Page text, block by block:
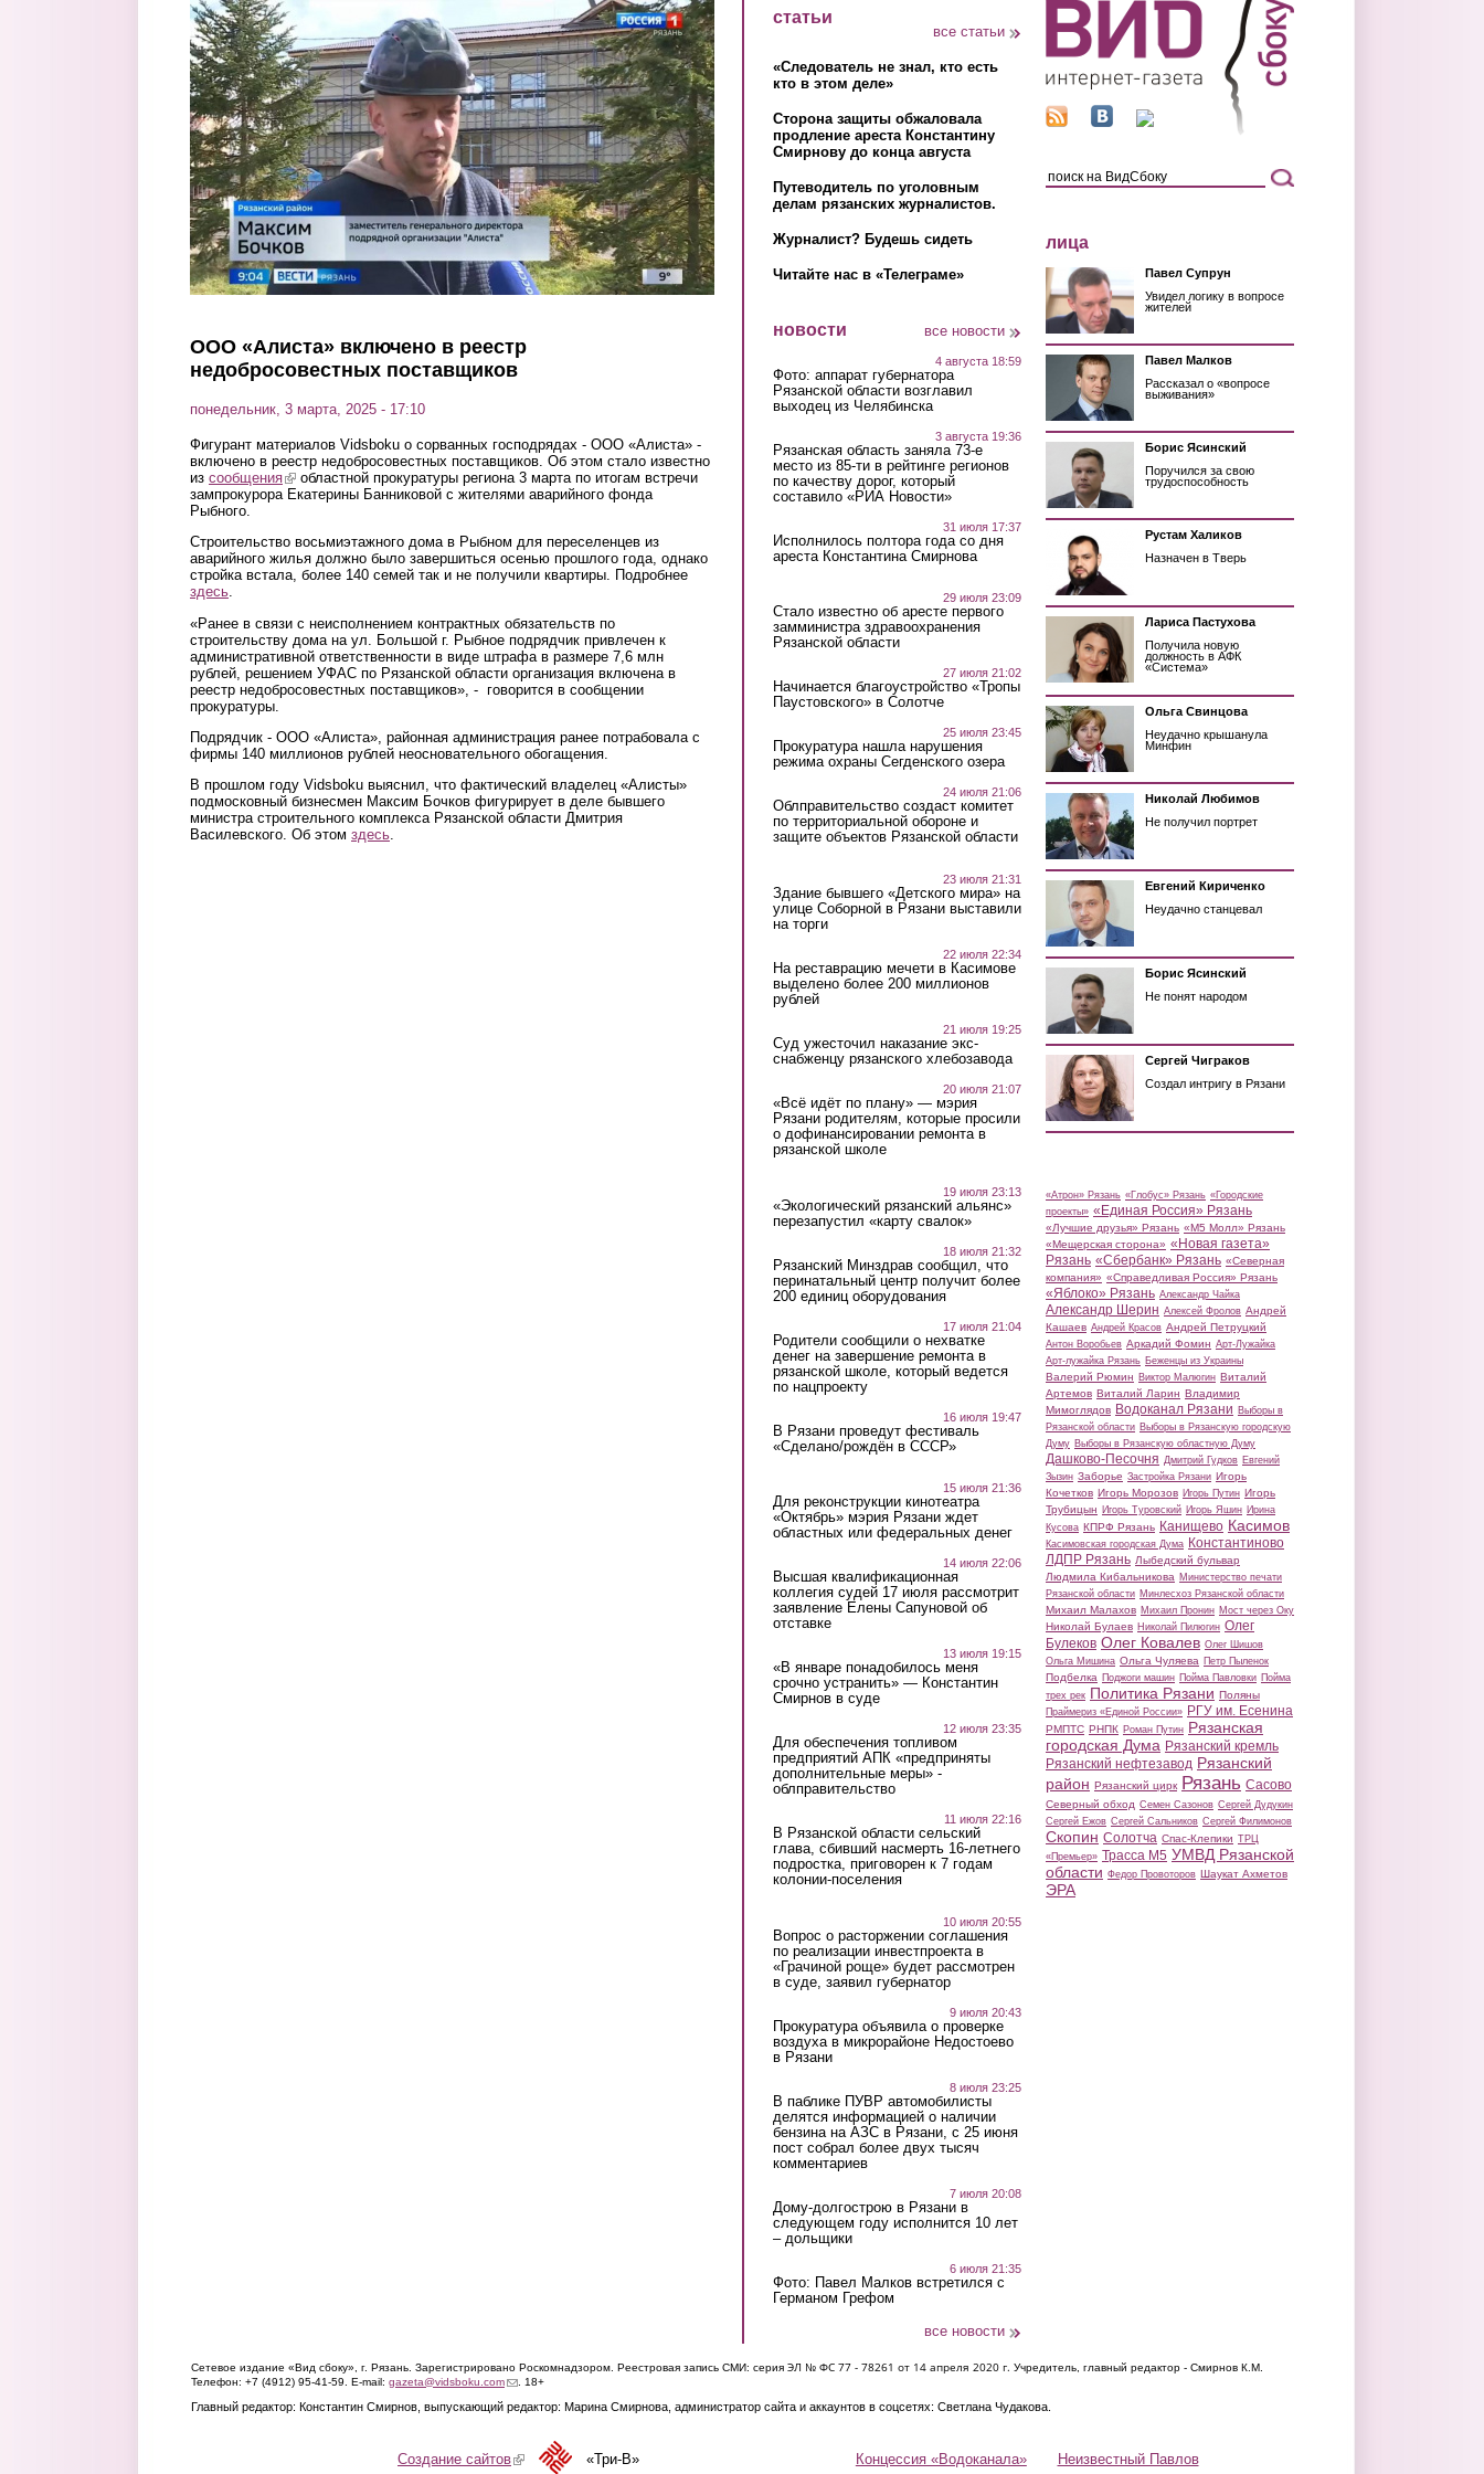
Перейти к основному содержанию
ООО «Алиста» включено в реестр
недобросовестных поставщиков
понедельник, 3 марта, 2025 - 17:10
Фигурант материалов Vidsboku о сорванных господрядах - ООО «Алиста» -
включено в реестр недобросовестных поставщиков. Об этом стало известно
из сообщения(link is external)
областной прокуратуры региона 3 марта по итогам встречи
зампрокурора Екатерины Банниковой с жителями аварийного фонда
Рыбного.
Строительство восьмиэтажного дома в Рыбном для переселенцев из
аварийного жилья должно было завершиться осенью прошлого года, однако
стройка встала, более 140 семей так и не получили квартиры. Подробнее
здесь.
«Ранее в связи с неисполнением контрактных обязательств по
строительству дома на ул. Большой г. Рыбное подрядчик привлечен к
административной ответственности в виде штрафа в размере 7,6 млн
рублей, решением УФАС по Рязанской области организация включена в
реестр недобросовестных поставщиков», - говорится в сообщении
прокуратуры.
Подрядчик - ООО «Алиста», районная администрация ранее потрабовала с
фирмы 140 миллионов рублей неосновательного обогащения.
В прошлом году Vidsboku выяснил, что фактический владелец «Алисты»
подмосковный бизнесмен Максим Бочков фигурирует в деле бывшего
министра строительного комплекса Рязанской области Дмитрия
Василевского. Об этом здесь.
статьи
все статьи
«Следователь не знал, кто есть
кто в этом деле»
Сторона защиты обжаловала
продление ареста Константину
Смирнову до конца августа
Путеводитель по уголовным
делам рязанских журналистов.
Журналист? Будешь сидеть
Читайте нас в «Телеграме»
новости все новости
4 августа 18:59
Фото: аппарат губернатора
Рязанской области возглавил
выходец из Челябинска
3 августа 19:36
Рязанская область заняла 73-е
место из 85-ти в рейтинге регионов
по качеству дорог, который
составило «РИА Новости»
31 июля 17:37
Исполнилось полтора года со дня
ареста Константина Смирнова
29 июля 23:09
Стало известно об аресте первого
замминистра здравоохранения
Рязанской области
27 июля 21:02
Начинается благоустройство «Тропы
Паустовского» в Солотче
25 июля 23:45
Прокуратура нашла нарушения
режима охраны Сегденского озера
24 июля 21:06
Облправительство создаст комитет
по территориальной обороне и
защите объектов Рязанской области
23 июля 21:31
Здание бывшего «Детского мира» на
улице Соборной в Рязани выставили
на торги
22 июля 22:34
На реставрацию мечети в Касимове
выделено более 200 миллионов
рублей
21 июля 19:25
Суд ужесточил наказание экс-
снабженцу рязанского хлебозавода
20 июля 21:07
«Всё идёт по плану» — мэрия
Рязани родителям, которые просили
о дофинансировании ремонта в
рязанской школе
19 июля 23:13
«Экологический рязанский альянс»
перезапустил «карту свалок»
18 июля 21:32
Рязанский Минздрав сообщил, что
перинатальный центр получит более
200 единиц оборудования
17 июля 21:04
Родители сообщили о нехватке
денег на завершение ремонта в
рязанской школе, который ведется
по нацпроекту
16 июля 19:47
В Рязани проведут фестиваль
«Сделано/рождён в СССР»
15 июля 21:36
Для реконструкции кинотеатра
«Октябрь» мэрия Рязани ждет
областных или федеральных денег
14 июля 22:06
Высшая квалификационная
коллегия судей 17 июля рассмотрит
заявление Елены Сапуновой об
отставке
13 июля 19:15
«В январе понадобилось меня
срочно устранить» — Константин
Смирнов в суде
12 июля 23:35
Для обеспечения топливом
предприятий АПК «предприняты
дополнительные меры» -
облправительство
11 июля 22:16
В Рязанской области сельский
глава, сбивший насмерть 16-летнего
подростка, приговорен к 7 годам
колонии-поселения
10 июля 20:55
Вопрос о расторжении соглашения
по реализации инвестпроекта в
«Грачиной роще» будет рассмотрен
в суде, заявил губернатор
9 июля 20:43
Прокуратура объявила о проверке
воздуха в микрорайоне Недостоево
в Рязани
8 июля 23:25
В паблике ПУВР автомобилисты
делятся информацией о наличии
бензина на АЗС в Рязани, с 25 июня
пост собрал более двух тысяч
комментариев
7 июля 20:08
Дому-долгострою в Рязани в
следующем году исполнится 10 лет
– дольщики
6 июля 21:35
Фото: Павел Малков встретился с
Германом Грефом
все новости
лица
Павел Супрун
Увидел логику в вопросе
жителей
Павел Малков
Рассказал о «вопросе
выживания»
Борис Ясинский
Поручился за свою
трудоспособность
Рустам Халиков
Назначен в Тверь
Лариса Пастухова
Получила новую
должность в АФК
«Система»
Ольга Свинцова
Неудачно крышанула
Минфин
Николай Любимов
Не получил портрет
Евгений Кириченко
Неудачно станцевал
Борис Ясинский
Не понят народом
Сергей Чиграков
Создал интригу в Рязани
«Атрон» Рязань «Глобус» Рязань «Городские
проекты» «Единая Россия» Рязань
«Лучшие друзья» Рязань «М5 Молл» Рязань
«Мещерская сторона» «Новая газета»
Рязань «Сбербанк» Рязань «Северная
компания» «Справедливая Россия» Рязань
«Яблоко» Рязань Александр Чайка
Александр Шерин Алексей Фролов Андрей
Кашаев Андрей Красов Андрей Петруцкий
Антон Воробьев Аркадий Фомин Арт-Лужайка
Арт-лужайка Рязань Беженцы из Украины
Валерий Рюмин Виктор Малюгин Виталий
Артемов Виталий Ларин Владимир
Мимоглядов Водоканал Рязани Выборы в
Рязанской области Выборы в Рязанскую городскую
Думу Выборы в Рязанскую областную Думу
Дашково-Песочня Дмитрий Гудков Евгений
Зызин Заборье Застройка Рязани Игорь
Кочетков Игорь Морозов Игорь Путин Игорь
Трубицын Игорь Туровский Игорь Яшин Ирина
Кусова КПРФ Рязань Канищево Касимов
Касимовская городская Дума Константиново
ЛДПР Рязань Лыбедский бульвар
Людмила Кибальникова Министерство печати
Рязанской области Минлесхоз Рязанской области
Михаил Малахов Михаил Пронин Мост через Оку
Николай Булаев Николай Пилюгин Олег
Булеков Олег Ковалев Олег Шишов
Ольга Мишина Ольга Чуляева Петр Пыленок
Подбелка Поджоги машин Пойма Павловки Пойма
трех рек Политика Рязани Поляны
Праймериз «Единой России» РГУ им. Есенина
РМПТС РНПК Роман Путин Рязанская
городская Дума Рязанский кремль
Рязанский нефтезавод Рязанский
район Рязанский цирк Рязань Сасово
Северный обход Семен Сазонов Сергей Дудукин
Сергей Ежов Сергей Сальников Сергей Филимонов
Скопин Солотча Спас-Клепики ТРЦ
«Премьер» Трасса М5 УМВД Рязанской
области Федор Провоторов Шаукат Ахметов
ЭРА
Сетевое издание «Вид сбоку», г. Рязань. Зарегистрировано Роскомнадзором. Реестровая запись СМИ: серия ЭЛ № ФС 77 - 78261 от 14 апреля 2020 г. Учредитель, главный редактор - Смирнов К.М.
Телефон: +7 (4912) 95-41-59. E-mail: gazeta@vidsboku.com(link sends e-mail)
. 18+
Главный редактор: Константин Смирнов, выпускающий редактор: Марина Смирнова, администратор сайта и аккаунтов в соцсетях: Светлана Чудакова.
Концессия «Водоканала» Неизвестный Павлов
Создание сайтов(link is external)«Три-В»